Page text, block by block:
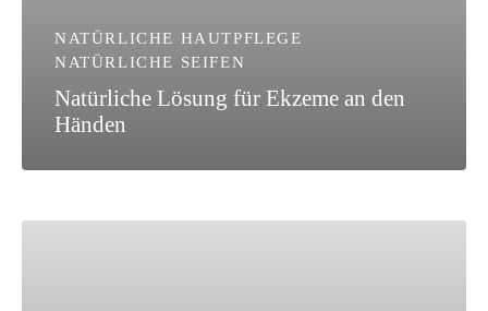
NATÜRLICHE HAUTPFLEGE
NATÜRLICHE SEIFEN
Natürliche Lösung für Ekzeme an den
Händen